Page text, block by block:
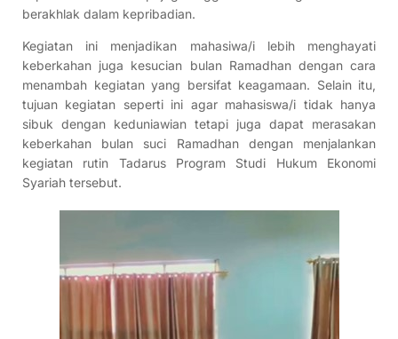
berakhlak dalam kepribadian.
Kegiatan ini menjadikan mahasiwa/i lebih menghayati
keberkahan juga kesucian bulan Ramadhan dengan cara
menambah kegiatan yang bersifat keagamaan. Selain itu,
tujuan kegiatan seperti ini agar mahasiswa/i tidak hanya
sibuk dengan keduniawian tetapi juga dapat merasakan
keberkahan bulan suci Ramadhan dengan menjalankan
kegiatan rutin Tadarus Program Studi Hukum Ekonomi
Syariah tersebut.